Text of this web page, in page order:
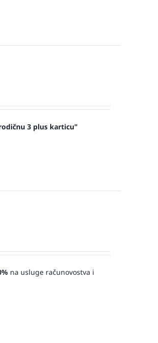
3 plus karticu"
na usluge računovostva i